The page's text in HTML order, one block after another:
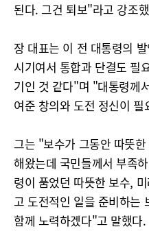
된다. 그건 퇴보"라고 강조
장 대표는 이 전 대통령의
시기여서 통합과 단결도 필
기인 것 같다"며 "대통령께
여준 창의와 도전 정신이
그는 "보수가 그동안 따뜻
해왔는데 국민들께서 부족
령이 품었던 따뜻한 보수,
고 도전적인 일을 준비하는
함께 노력하겠다"고 말했다.